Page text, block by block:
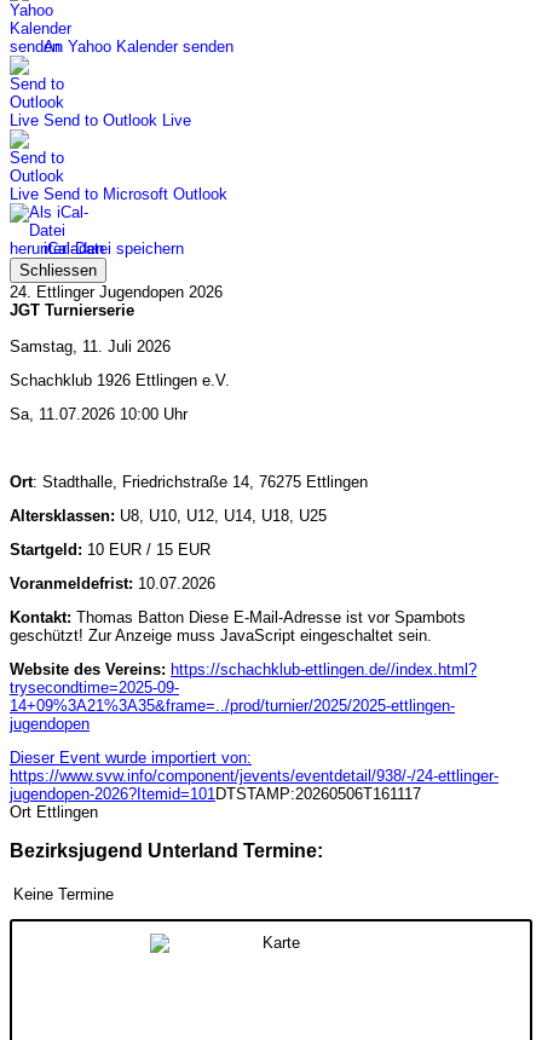
An Yahoo Kalender senden
Send to Outlook Live
Send to Microsoft Outlook
iCal-Datei speichern
Schliessen
24. Ettlinger Jugendopen 2026
JGT Turnierserie
Samstag, 11. Juli 2026
Schachklub 1926 Ettlingen e.V.
Sa, 11.07.2026 10:00 Uhr
Ort: Stadthalle, Friedrichstraße 14, 76275 Ettlingen
Altersklassen: U8, U10, U12, U14, U18, U25
Startgeld: 10 EUR / 15 EUR
Voranmeldefrist: 10.07.2026
Kontakt: Thomas Batton Diese E-Mail-Adresse ist vor Spambots
geschützt! Zur Anzeige muss JavaScript eingeschaltet sein.
Website des Vereins: https://schachklub-ettlingen.de//index.html?
trysecondtime=2025-09-
14+09%3A21%3A35&frame=../prod/turnier/2025/2025-ettlingen-
jugendopen
Dieser Event wurde importiert von:
https://www.svw.info/component/jevents/eventdetail/938/-/24-ettlinger-
jugendopen-2026?Itemid=101DTSTAMP:20260506T161117
Ort Ettlingen
Bezirksjugend Unterland Termine:
Keine Termine